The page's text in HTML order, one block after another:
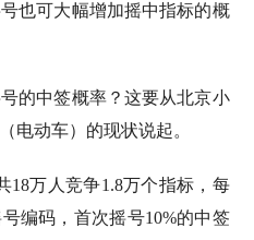
也可大幅增加摇中指标的概
的中签概率？这要从北京小
电动车）的现状说起。
18万人竞争1.8万个指标，每
编码，首次摇号10%的中签